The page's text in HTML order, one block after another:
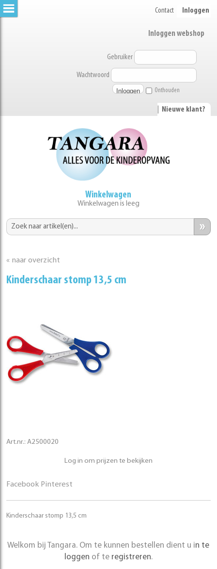
Contact Inloggen
Inloggen webshop
Gebruiker
Wachtwoord
Onthouden
Nieuwe klant?
Winkelwagen
Winkelwagen is leeg
»
« naar overzicht
Kinderschaar stomp 13,5 cm
Art.nr.: A2500020
Log in om prijzen te bekijken
Facebook Pinterest
Kinderschaar stomp 13,5 cm
Welkom bij Tangara. Om te kunnen bestellen dient u in te
loggen of te registreren.